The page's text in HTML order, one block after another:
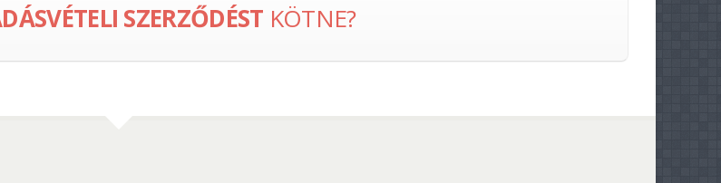
SZERZŐDÉST KÖTNE?